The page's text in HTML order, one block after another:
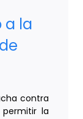
a la
contra
la